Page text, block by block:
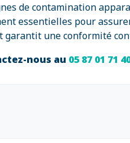
de contamination
essentielles pour
une conformité
nous au 05 87 01 71